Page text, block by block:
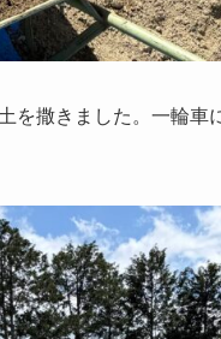
を撒きました。一輪車